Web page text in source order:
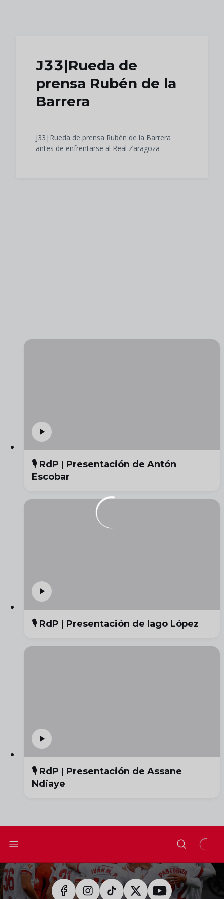
J33|Rueda de
prensa Rubén de la
Barrera
J33|Rueda de prensa Rubén de la Barrera
antes de enfrentarse al Real Zaragoza
🎙️ RdP | Presentación de Antón
Escobar
🎙️ RdP | Presentación de Iago López
🎙️ RdP | Presentación de Assane
Ndiaye